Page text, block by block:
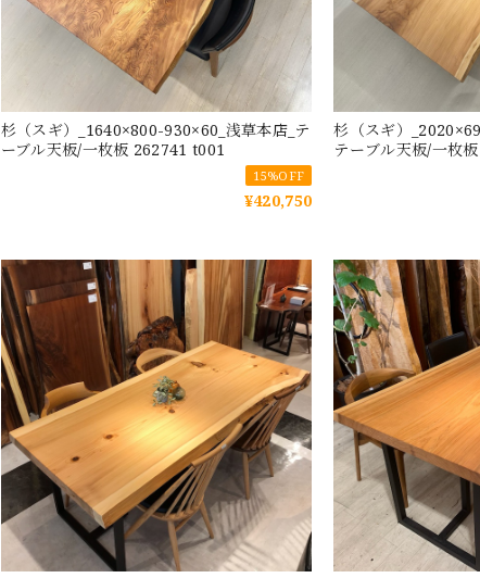
杉（スギ）_1640×800-930×60_浅草本店_テ
ーブル天板/一枚板 262741 t001
15%OFF
¥420,750
杉（スギ）
テーブル天板/一枚